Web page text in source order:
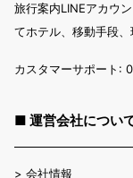
旅行案内LINEアカウ
てホテル、移動手段、
カスタマーサポート:
■ 運営会社につい
> 会社情報